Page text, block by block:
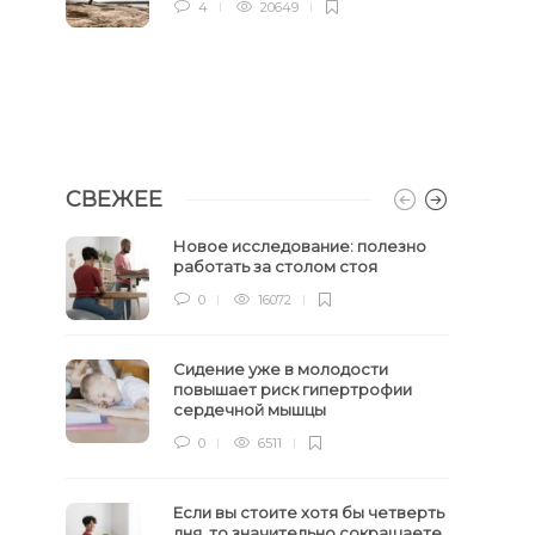
4 20649
СВЕЖЕЕ
Новое исследование: полезно
работать за столом стоя
0 16072
Сидение уже в молодости
повышает риск гипертрофии
сердечной мышцы
0 6511
Если вы стоите хотя бы четверть